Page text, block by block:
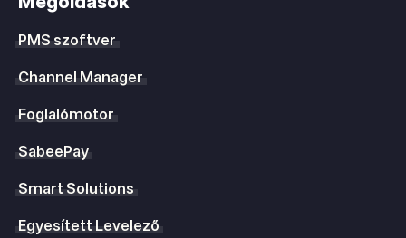
PMS szoftver
Channel Manager
Foglalómotor
SabeePay
Smart Solutions
Egyesített Levelező